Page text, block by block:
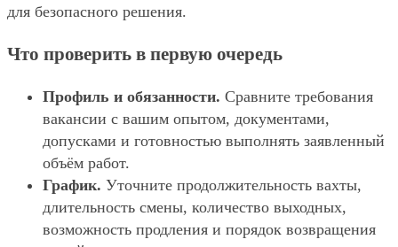
для безопасного решения.
Что проверить в первую очередь
Профиль и обязанности. Сравните требования
вакансии с вашим опытом, документами,
допусками и готовностью выполнять заявленный
объём работ.
График. Уточните продолжительность вахты,
длительность смены, количество выходных,
возможность продления и порядок возвращения